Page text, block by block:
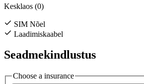
Kesklaos (0)
SIM Nõel
Laadimiskaabel
Seadmekindlustus
Choose a insurance